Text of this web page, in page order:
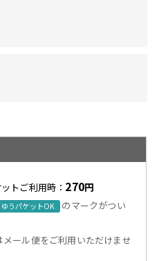
トご利用時： 270円
ゆうパケットOK
のマークがつい
ール便をご利用いただけませ